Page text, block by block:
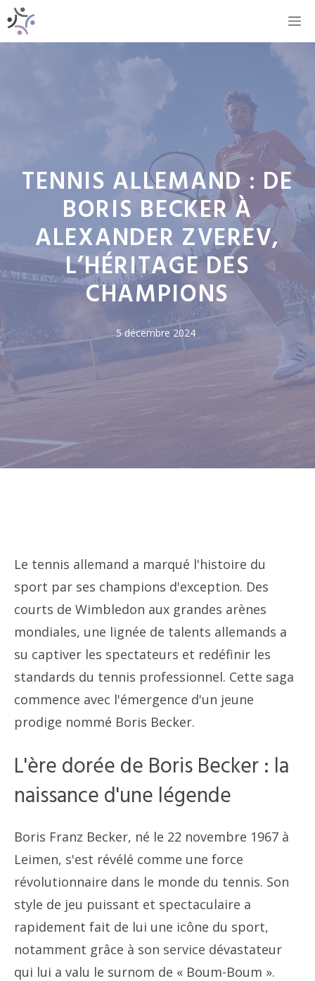
Aller
au
TENNIS ALLEMAND : DE
BORIS BECKER À
ALEXANDER ZVEREV,
L’HÉRITAGE DES
CHAMPIONS
5 décembre 2024
Le tennis allemand a marqué l'histoire du
sport par ses champions d'exception. Des
courts de Wimbledon aux grandes arènes
mondiales, une lignée de talents allemands a
su captiver les spectateurs et redéfinir les
standards du tennis professionnel. Cette saga
commence avec l'émergence d'un jeune
prodige nommé Boris Becker.
L'ère dorée de Boris Becker : la
naissance d'une légende
Boris Franz Becker, né le 22 novembre 1967 à
Leimen, s'est révélé comme une force
révolutionnaire dans le monde du tennis. Son
style de jeu puissant et spectaculaire a
rapidement fait de lui une icône du sport,
notamment grâce à son service dévastateur
qui lui a valu le surnom de « Boum-Boum ».